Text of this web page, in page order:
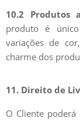
10.2 Produtos
produto é
variações de
charme dos
11. Direito de
O Cliente